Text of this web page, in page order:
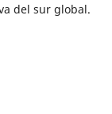
del sur global.